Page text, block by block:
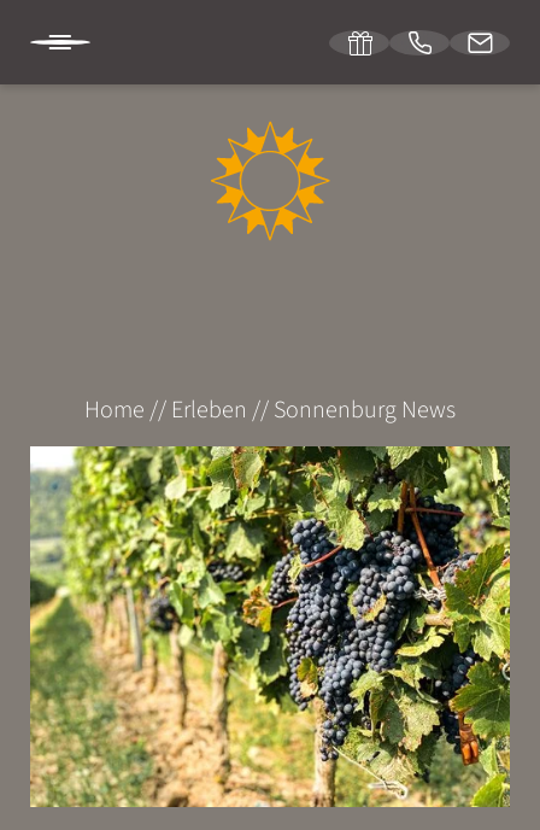
DIE SONNENBURG
ERLEBEN
Zu Fuß
Mit dem Rad
Weihnachten & Neujahr
Must-See
Sonnenburg News
ENTSPANNEN
Home// Erleben //Sonnenburg News